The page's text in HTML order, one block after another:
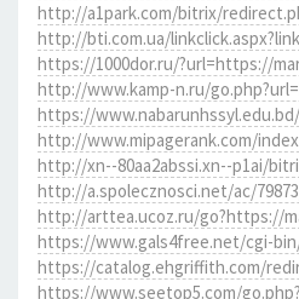
http://a1park.com/bitrix/
http://bti.com.ua/
https://1000dor.ru/?url=https://
http://www.kamp-n.ru/
https://
http://www.mipagerank.com/
http://xn--80aa2abssi.xn--p1ai/
http://a.spolecznosci.net/ac/
http://arttea.ucoz.ru/go?https://
https://www.gals4free.net/cgi-
https://catalog.ehgriffith.com/
https://www.seetop5.com/